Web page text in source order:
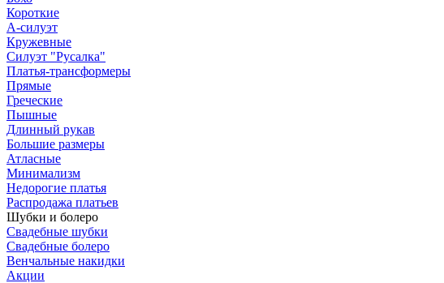
Короткие
А-силуэт
Кружевные
Силуэт "Русалка"
Платья-трансформеры
Прямые
Греческие
Пышные
Длинный рукав
Большие размеры
Атласные
Минимализм
Недорогие платья
Распродажа платьев
Шубки и болеро
Свадебные шубки
Свадебные болеро
Венчальные накидки
Акции